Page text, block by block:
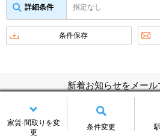
家賃·間取りを変
更
条件変更
詳細条件 指定なし
条件保存
新着お知らせをメー